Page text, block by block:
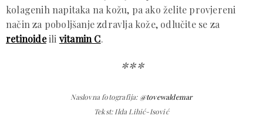
kolagenih napitaka na kožu, pa ako želite provjereni
način za poboljšanje zdravlja kože, odlučite se za
retinoideili vitamin C.
***
Naslovna fotografija: @tovewaldemar
Tekst: Ilda Lihić-Isović